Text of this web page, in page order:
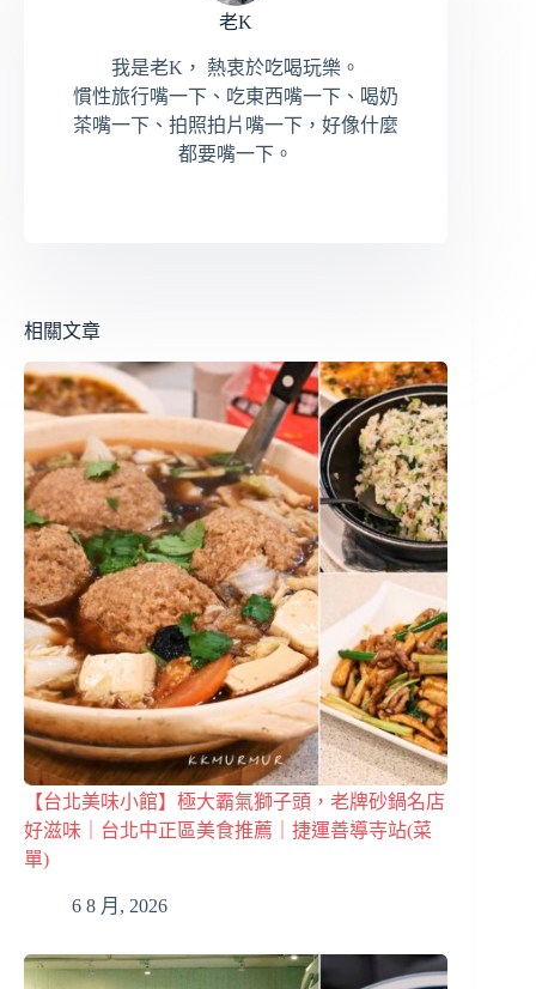
老K
我是老K， 熱衷於吃喝玩樂。
慣性旅行嘴一下、吃東西嘴一下、喝奶
茶嘴一下、拍照拍片嘴一下，好像什麼
都要嘴一下。
相關文章
【台北美味小館】極大霸氣獅子頭，老牌砂鍋名店
好滋味｜台北中正區美食推薦｜捷運善導寺站(菜
單)
6 8 月, 2026